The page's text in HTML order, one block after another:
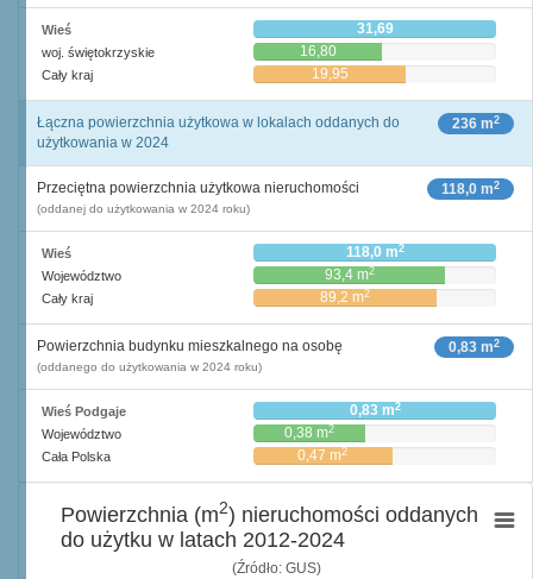
Wieś 31,69
woj. świętokrzyskie 16,80
Cały kraj 19,95
236 m2
Łączna powierzchnia użytkowa w lokalach oddanych do
użytkowania w 2024
118,0 m2
Przeciętna powierzchnia użytkowa nieruchomości
(oddanej do użytkowania w 2024 roku)
Wieś 118,0 m2
Województwo 93,4 m2
Cały kraj 89,2 m2
0,83 m2
Powierzchnia budynku mieszkalnego na osobę
(oddanego do użytkowania w 2024 roku)
Wieś Podgaje 0,83 m2
Województwo 0,38 m2
Cała Polska 0,47 m2
(Źródło: GUS)
Powierzchnia (m2) nieruchomości oddanych
do użytku w latach 2012-2024